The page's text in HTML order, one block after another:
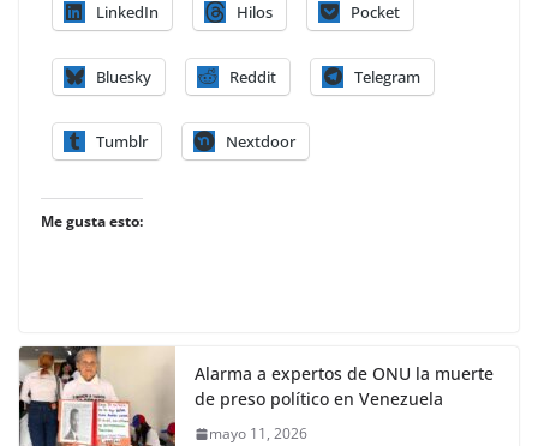
LinkedIn Hilos Pocket
Bluesky Reddit Telegram
Tumblr Nextdoor
Me gusta esto:
Alarma a expertos de ONU la muerte
de preso político en Venezuela
mayo 11, 2026